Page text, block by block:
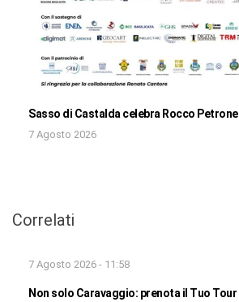
Sasso di Castalda celebra Rocco Petrone
7 Agosto 2026
Correlati
7 Agosto 2026 - 11:58
Non solo Caravaggio: prenota il Tuo Tour